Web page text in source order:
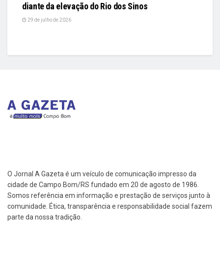
diante da elevação do Rio dos Sinos
29 de julho de 2026
O Jornal A Gazeta é um veículo de comunicação impresso da
cidade de Campo Bom/RS fundado em 20 de agosto de 1986.
Somos referência em informação e prestação de serviços junto à
comunidade. Ética, transparência e responsabilidade social fazem
parte da nossa tradição.